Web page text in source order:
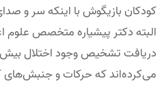
کودکان بازیگوش با اینکه سر و
البته دکتر پیشیاره متخصص علوم
دریافت تشخیص وجود اختلال
می‌کرده‌اند که حرکات و جنبش‌های